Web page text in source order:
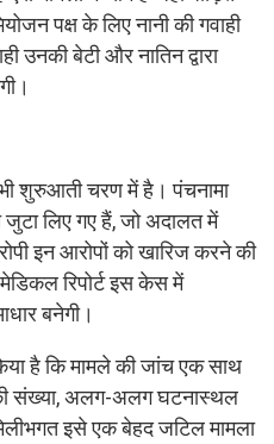
पक्ष के लिए नानी की गवाही
उनकी बेटी और नातिन द्वारा
शुरुआती चरण में है। पंचनामा
लिए गए हैं, जो अदालत में
इन आरोपों को खारिज करने की
रिपोर्ट इस केस में
बनेगी।
है कि मामले की जांच एक साथ
संख्या, अलग-अलग घटनास्थल
इसे एक बेहद जटिल मामला